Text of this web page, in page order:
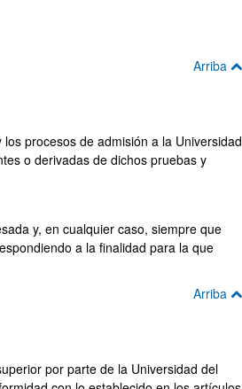
Arriba
procesos de admisión a la Universidad
o derivadas de dichos pruebas y
y, en cualquier caso, siempre que
a la finalidad para la que
Arriba
por parte de la Universidad del